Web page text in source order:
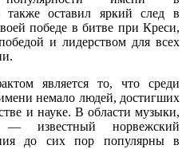
оставил яркий след в
победе в битве при Креси,
и лидерством для всех
является то, что среди
немало людей, достигших
и науке. В области музыки,
известный норвежский
до сих пор популярны в